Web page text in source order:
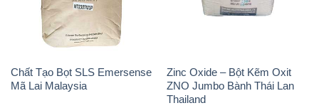
Chất Tạo Bọt SLS Emersense
Mã Lai Malaysia
Zinc Oxide – Bột Kẽm Oxit
ZNO Jumbo Bành Thái Lan
Thailand